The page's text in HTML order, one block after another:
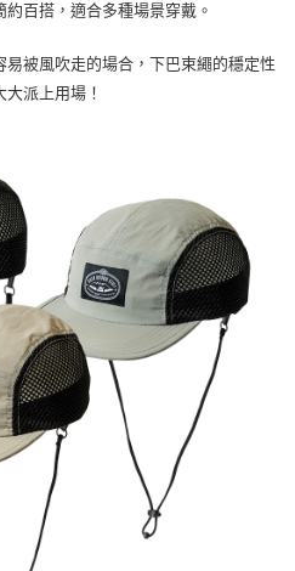
免運費
)免運費
百搭，適合多種場景穿戴。
被風吹走的場合，下巴束繩的穩定性
大派上用場！